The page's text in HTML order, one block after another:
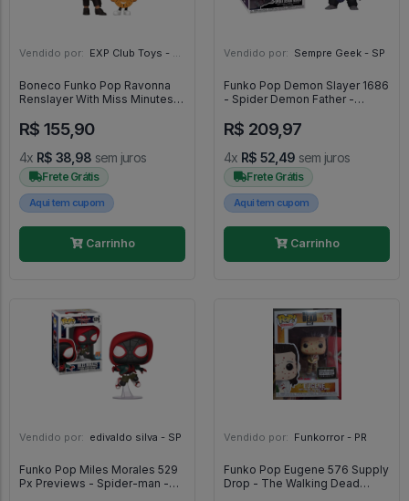
Vendido por: EXP Club Toys - SP
Boneco Funko Pop Ravonna
Renslayer With Miss Minutes -
R$ 155,90
4x R$ 38,98 sem juros
Frete Grátis
Aqui tem cupom
Carrinho
Vendido por: Sempre Geek - SP
Funko Pop Demon Slayer 1686
- Spider Demon Father -
R$ 209,97
4x R$ 52,49 sem juros
Frete Grátis
Aqui tem cupom
Carrinho
Vendido por: edivaldo silva - SP
Funko Pop Miles Morales 529
Px Previews - Spider-man -
Vendido por: Funkorror - PR
Funko Pop Eugene 576 Supply
Drop - The Walking Dead